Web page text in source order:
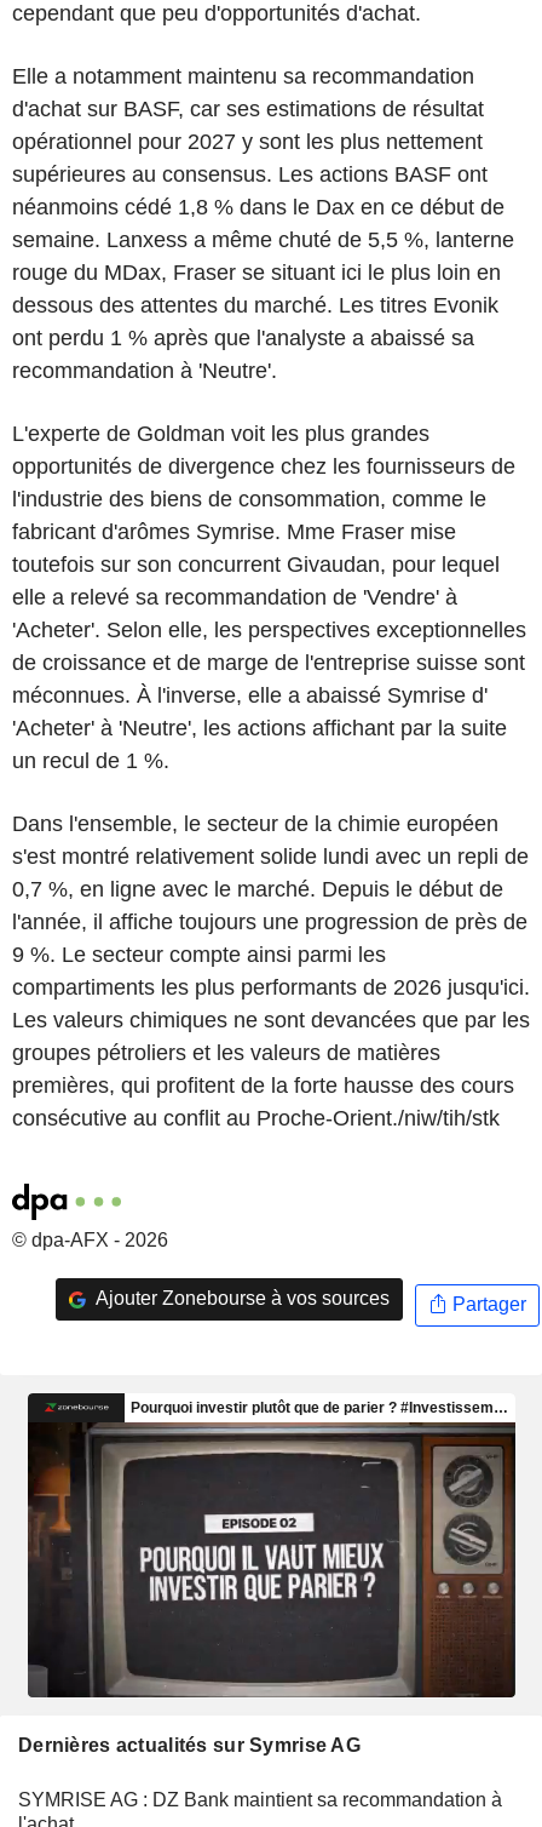
cependant que peu d'opportunités d'achat.
Elle a notamment maintenu sa recommandation
d'achat sur BASF, car ses estimations de résultat
opérationnel pour 2027 y sont les plus nettement
supérieures au consensus. Les actions BASF ont
néanmoins cédé 1,8 % dans le Dax en ce début de
semaine. Lanxess a même chuté de 5,5 %, lanterne
rouge du MDax, Fraser se situant ici le plus loin en
dessous des attentes du marché. Les titres Evonik
ont perdu 1 % après que l'analyste a abaissé sa
recommandation à 'Neutre'.
L'experte de Goldman voit les plus grandes
opportunités de divergence chez les fournisseurs de
l'industrie des biens de consommation, comme le
fabricant d'arômes Symrise. Mme Fraser mise
toutefois sur son concurrent Givaudan, pour lequel
elle a relevé sa recommandation de 'Vendre' à
'Acheter'. Selon elle, les perspectives exceptionnelles
de croissance et de marge de l'entreprise suisse sont
méconnues. À l'inverse, elle a abaissé Symrise d'
'Acheter' à 'Neutre', les actions affichant par la suite
un recul de 1 %.
Dans l'ensemble, le secteur de la chimie européen
s'est montré relativement solide lundi avec un repli de
0,7 %, en ligne avec le marché. Depuis le début de
l'année, il affiche toujours une progression de près de
9 %. Le secteur compte ainsi parmi les
compartiments les plus performants de 2026 jusqu'ici.
Les valeurs chimiques ne sont devancées que par les
groupes pétroliers et les valeurs de matières
premières, qui profitent de la forte hausse des cours
consécutive au conflit au Proche-Orient./niw/tih/stk
© dpa-AFX - 2026
Ajouter Zonebourse à vos sources Partager
Dernières actualités sur Symrise AG
SYMRISE AG : DZ Bank maintient sa recommandation à